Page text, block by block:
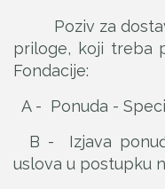
Poziv za
priloge, koji treba
Fondacije:
A - Ponuda -
B - Izjava
uslova u postupku